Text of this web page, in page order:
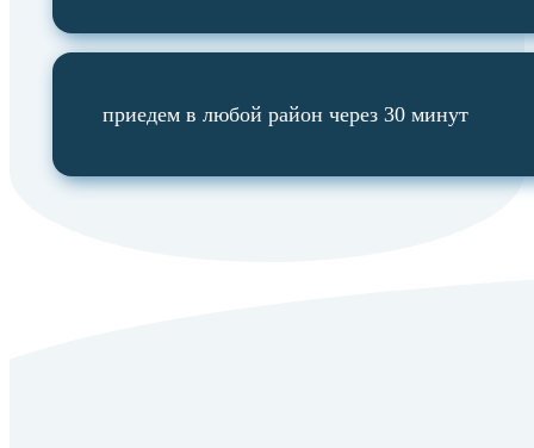
приедем в любой район через 30 минут